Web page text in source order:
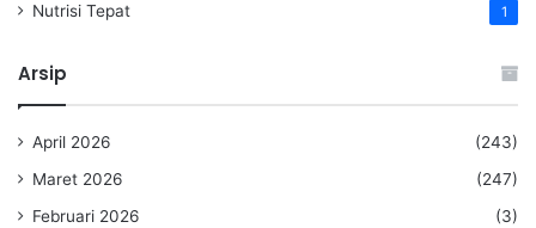
Nutrisi Tepat 1
Arsip
April 2026
(243)
Maret 2026
(247)
Februari 2026
(3)